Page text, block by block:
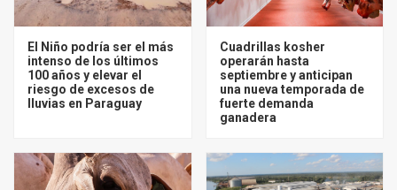
El Niño podría ser el más
intenso de los últimos
100 años y elevar el
riesgo de excesos de
lluvias en Paraguay
Cuadrillas kosher
operarán hasta
septiembre y anticipan
una nueva temporada de
fuerte demanda
ganadera